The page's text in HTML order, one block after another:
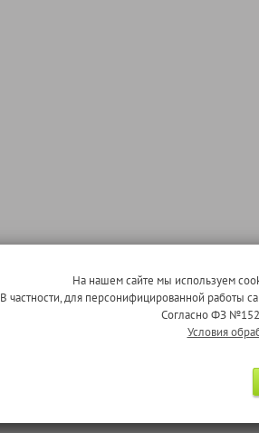
На нашем сайте мы используем
В частности, для персонифицированной работы
Согласно ФЗ
Условия